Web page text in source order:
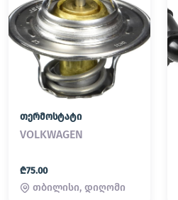
თერმოსტატი
VOLKWAGEN
₾75.00
თბილისი, დიღომი